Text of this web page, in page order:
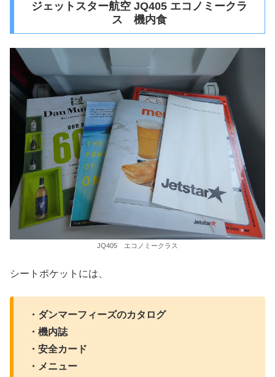
ジェットスター航空 JQ405 エコノミークラ
ス 機内食
JQ405 エコノミークラス
シートポケットには、
・ダンマーフィーズのカタログ
・機内誌
・安全カード
・メニュー